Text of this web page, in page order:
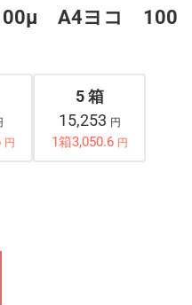
100μ A4ヨコ 100
円
5 箱
15,253 円
1箱3,050.6 円